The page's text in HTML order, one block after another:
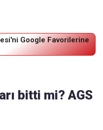
Google Favorilerine
bitti mi? AGS